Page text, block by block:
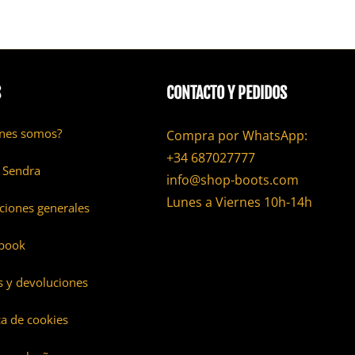
somos?
generales
y devoluciones
de cookies
CONTACTO Y PEDIDOS
Compra por WhatsApp:
+34 687027777
info@shop-boots.com
Lunes a Viernes 10h-14h